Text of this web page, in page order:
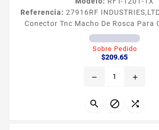
Referencia: 27916RF
Conector Tnc Macho De Rosca Para
Lmr240 Niquel/ Oro/ Teflón. Conector
Rosca para Cables RG8X LMR240
Tefloacuten Tipo de Conector TNC
Ensamble Rosca Cuerpo de Bronce
Tefloacuten
Sobre Pedido
$209.65Precio
remove add
  